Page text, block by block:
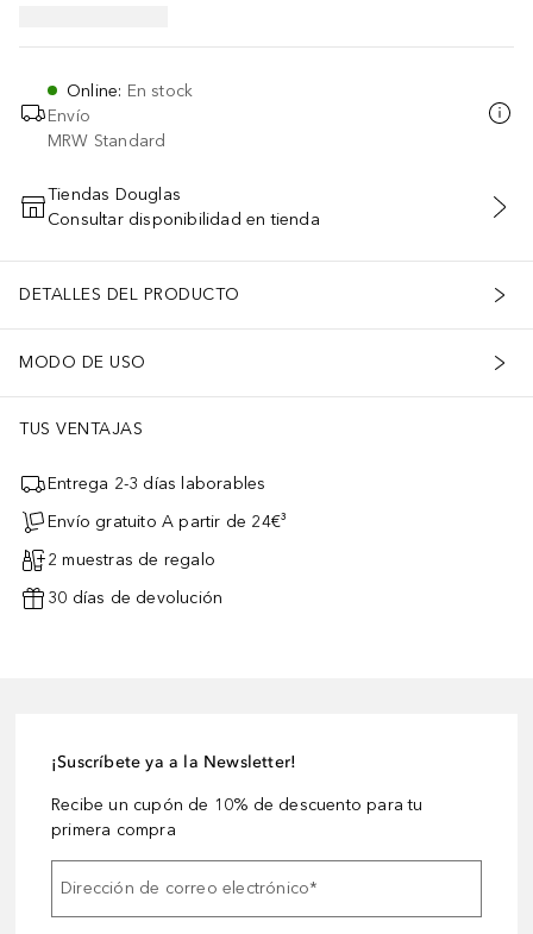
Online: En stock
Envío
MRW Standard
AÑADIR AL CARRITO
Tiendas Douglas
Consultar disponibilidad en tienda
DETALLES DEL PRODUCTO
MODO DE USO
TUS VENTAJAS
Entrega 2-3 días laborables
Envío gratuito A partir de 24€³
2 muestras de regalo
30 días de devolución
¡Suscríbete ya a la Newsletter!
Recibe un cupón de 10% de descuento para tu
primera compra
Dirección de correo electrónico*